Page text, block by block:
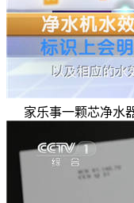
家乐事一颗芯净水